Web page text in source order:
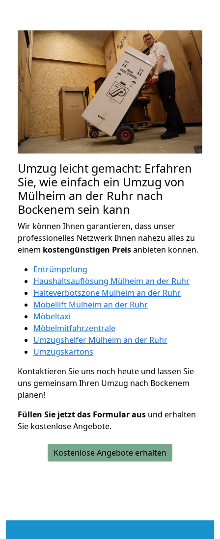
Umzug leicht gemacht: Erfahren
Sie, wie einfach ein Umzug von
Mülheim an der Ruhr nach
Bockenem sein kann
Wir können Ihnen garantieren, dass unser
professionelles Netzwerk Ihnen nahezu alles zu
einem kostengünstigen Preisanbieten können.
Entrümpelung
Haushaltsauflösung Mülheim an der Ruhr
Halteverbotszone Mülheim an der Ruhr
Möbellift Mülheim an der Ruhr
Möbeltaxi
Möbelmitfahrzentrale
Umzugshelfer Mülheim an der Ruhr
Umzugskartons
Kontaktieren Sie uns noch heute und lassen Sie
uns gemeinsam Ihren Umzug nach Bockenem
planen!
Füllen Sie jetzt das Formular aus und erhalten
Sie kostenlose Angebote.
Kostenlose Angebote erhalten